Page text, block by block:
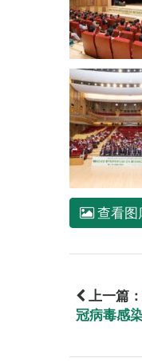
查看图
上一篇：
冠病毒感